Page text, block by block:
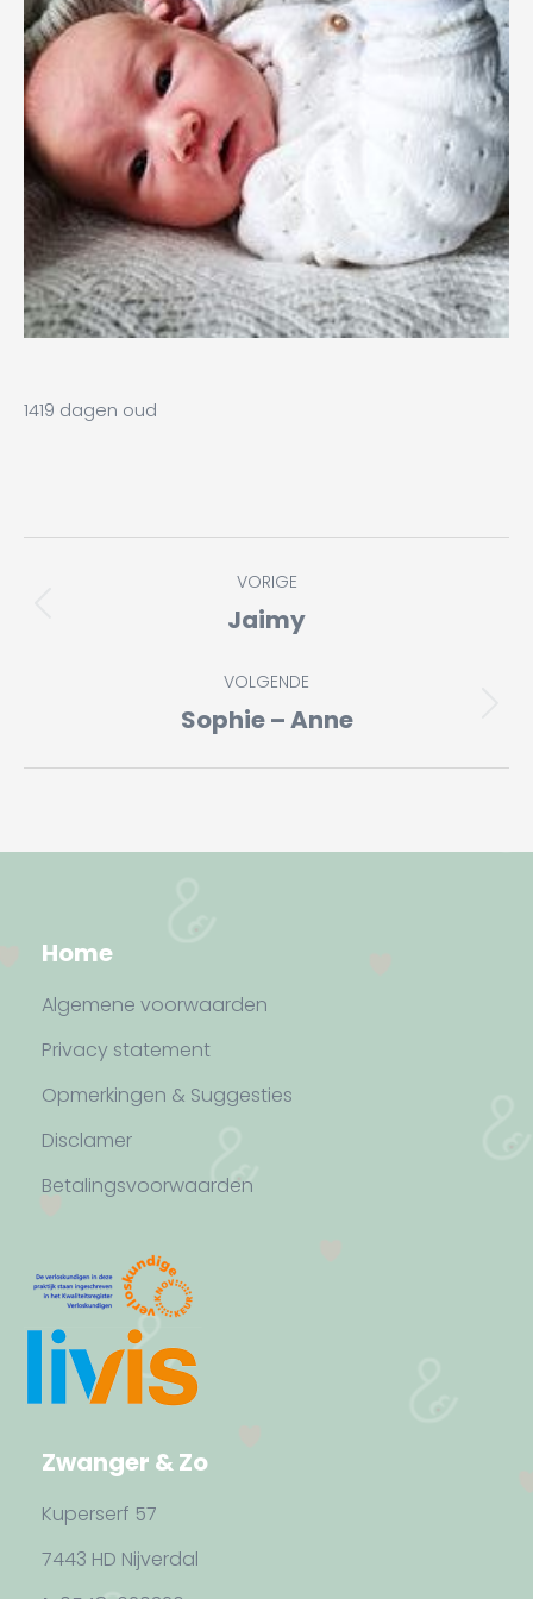
1419 dagen oud
VORIGE
Vorig
Jaimy
VOLGENDE
Volgend
Sophie – Anne
Home
Algemene voorwaarden
Privacy statement
Opmerkingen & Suggesties
Disclamer
Betalingsvoorwaarden
Zwanger & Zo
Kuperserf 57
7443 HD Nijverdal